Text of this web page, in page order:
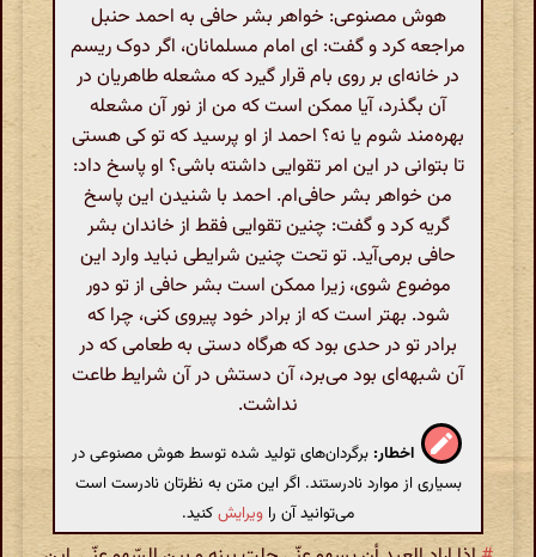
هوش مصنوعی: خواهر بشر حافی به احمد حنبل
مراجعه کرد و گفت: ای امام مسلمانان، اگر دوک ریسم
در خانه‌ای بر روی بام قرار گیرد که مشعله طاهریان در
آن بگذرد، آیا ممکن است که من از نور آن مشعله
بهره‌مند شوم یا نه؟ احمد از او پرسید که تو کی هستی
تا بتوانی در این امر تقوایی داشته باشی؟ او پاسخ داد:
من خواهر بشر حافی‌ام. احمد با شنیدن این پاسخ
گریه کرد و گفت: چنین تقوایی فقط از خاندان بشر
حافی برمی‌آید. تو تحت چنین شرایطی نباید وارد این
موضوع شوی، زیرا ممکن است بشر حافی از تو دور
شود. بهتر است که از برادر خود پیروی کنی، چرا که
برادر تو در حدی بود که هرگاه دستی به طعامی که در
آن شبهه‌ای بود می‌برد، آن دستش در آن شرایط طاعت
نداشت.
اخطار: برگردان‌های تولید شده توسط هوش مصنوعی در
بسیاری از موارد نادرستند. اگر این متن به نظرتان نادرست است
می‌توانید آن را ویرایشکنید.